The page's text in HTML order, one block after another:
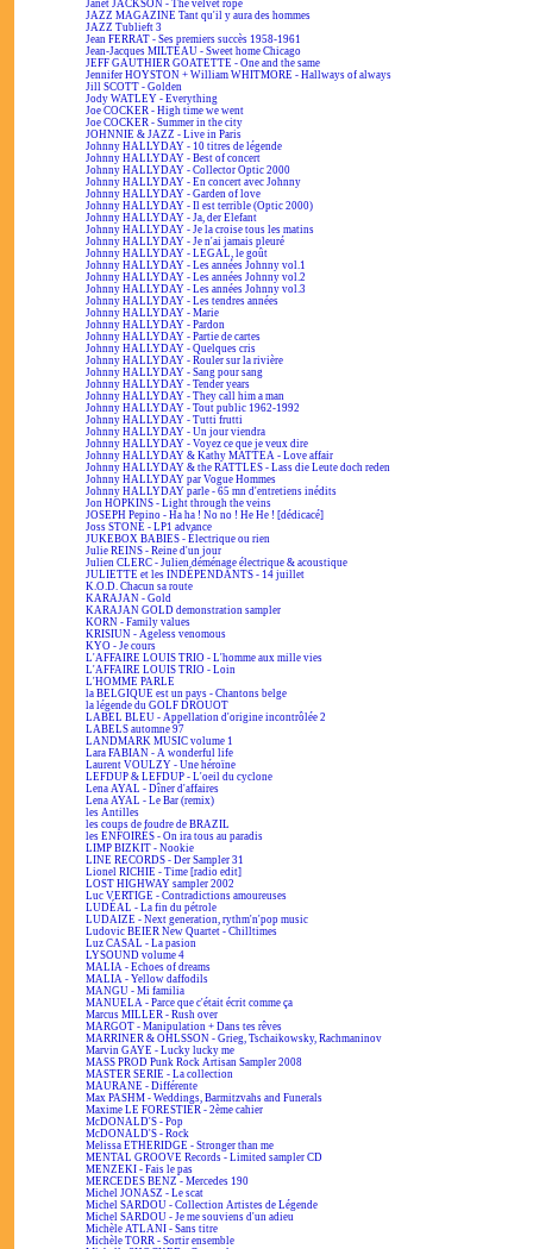
Janet JACKSON - The velvet rope
JAZZ MAGAZINE Tant qu'il y aura des hommes
JAZZ Tublieft 3
Jean FERRAT - Ses premiers succès 1958-1961
Jean-Jacques MILTEAU - Sweet home Chicago
JEFF GAUTHIER GOATETTE - One and the same
Jennifer HOYSTON + William WHITMORE - Hallways of always
Jill SCOTT - Golden
Jody WATLEY - Everything
Joe COCKER - High time we went
Joe COCKER - Summer in the city
JOHNNIE & JAZZ - Live in Paris
Johnny HALLYDAY - 10 titres de légende
Johnny HALLYDAY - Best of concert
Johnny HALLYDAY - Collector Optic 2000
Johnny HALLYDAY - En concert avec Johnny
Johnny HALLYDAY - Garden of love
Johnny HALLYDAY - Il est terrible (Optic 2000)
Johnny HALLYDAY - Ja, der Elefant
Johnny HALLYDAY - Je la croise tous les matins
Johnny HALLYDAY - Je n'ai jamais pleuré
Johnny HALLYDAY - LEGAL, le goût
Johnny HALLYDAY - Les années Johnny vol.1
Johnny HALLYDAY - Les années Johnny vol.2
Johnny HALLYDAY - Les années Johnny vol.3
Johnny HALLYDAY - Les tendres années
Johnny HALLYDAY - Marie
Johnny HALLYDAY - Pardon
Johnny HALLYDAY - Partie de cartes
Johnny HALLYDAY - Quelques cris
Johnny HALLYDAY - Rouler sur la rivière
Johnny HALLYDAY - Sang pour sang
Johnny HALLYDAY - Tender years
Johnny HALLYDAY - They call him a man
Johnny HALLYDAY - Tout public 1962-1992
Johnny HALLYDAY - Tutti frutti
Johnny HALLYDAY - Un jour viendra
Johnny HALLYDAY - Voyez ce que je veux dire
Johnny HALLYDAY & Kathy MATTEA - Love affair
Johnny HALLYDAY & the RATTLES - Lass die Leute doch reden
Johnny HALLYDAY par Vogue Hommes
Johnny HALLYDAY parle - 65 mn d'entretiens inédits
Jon HOPKINS - Light through the veins
JOSEPH Pepino - Ha ha ! No no ! He He ! [dédicacé]
Joss STONE - LP1 advance
JUKEBOX BABIES - Électrique ou rien
Julie REINS - Reine d'un jour
Julien CLERC - Julien déménage électrique & acoustique
JULIETTE et les INDÉPENDANTS - 14 juillet
K.O.D. Chacun sa route
KARAJAN - Gold
KARAJAN GOLD demonstration sampler
KORN - Family values
KRISIUN - Ageless venomous
KYO - Je cours
L'AFFAIRE LOUIS TRIO - L'homme aux mille vies
L'AFFAIRE LOUIS TRIO - Loin
L'HOMME PARLE
la BELGIQUE est un pays - Chantons belge
la légende du GOLF DROUOT
LABEL BLEU - Appellation d'origine incontrôlée 2
LABELS automne 97
LANDMARK MUSIC volume 1
Lara FABIAN - A wonderful life
Laurent VOULZY - Une héroïne
LEFDUP & LEFDUP - L'oeil du cyclone
Lena AYAL - Dîner d'affaires
Lena AYAL - Le Bar (remix)
les Antilles
les coups de foudre de BRAZIL
les ENFOIRÉS - On ira tous au paradis
LIMP BIZKIT - Nookie
LINE RECORDS - Der Sampler 31
Lionel RICHIE - Time [radio edit]
LOST HIGHWAY sampler 2002
Luc VERTIGE - Contradictions amoureuses
LUDÉAL - La fin du pétrole
LUDAIZE - Next generation, rythm'n'pop music
Ludovic BEIER New Quartet - Chilltimes
Luz CASAL - La pasion
LYSOUND volume 4
MALIA - Echoes of dreams
MALIA - Yellow daffodils
MANGU - Mi familia
MANUELA - Parce que c'était écrit comme ça
Marcus MILLER - Rush over
MARGOT - Manipulation + Dans tes rêves
MARRINER & OHLSSON - Grieg, Tschaikowsky, Rachmaninov
Marvin GAYE - Lucky lucky me
MASS PROD Punk Rock Artisan Sampler 2008
MASTER SERIE - La collection
MAURANE - Différente
Max PASHM - Weddings, Barmitzvahs and Funerals
Maxime LE FORESTIER - 2ème cahier
McDONALD'S - Pop
McDONALD'S - Rock
Melissa ETHERIDGE - Stronger than me
MENTAL GROOVE Records - Limited sampler CD
MENZEKI - Fais le pas
MERCEDES BENZ - Mercedes 190
Michel JONASZ - Le scat
Michel SARDOU - Collection Artistes de Légende
Michel SARDOU - Je me souviens d'un adieu
Michèle ATLANI - Sans titre
Michèle TORR - Sortir ensemble